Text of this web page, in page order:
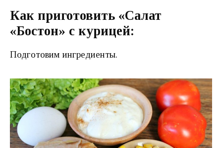
Как приготовить «Салат
«Бостон» с курицей:
Подготовим ингредиенты.